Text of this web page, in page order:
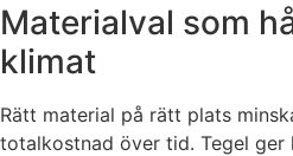
Materialval som
klimat
Rätt material på rätt plats
totalkostnad över tid. Tegel